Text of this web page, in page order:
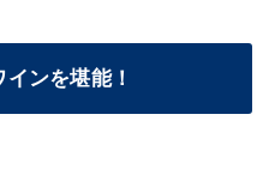
ンを堪能！